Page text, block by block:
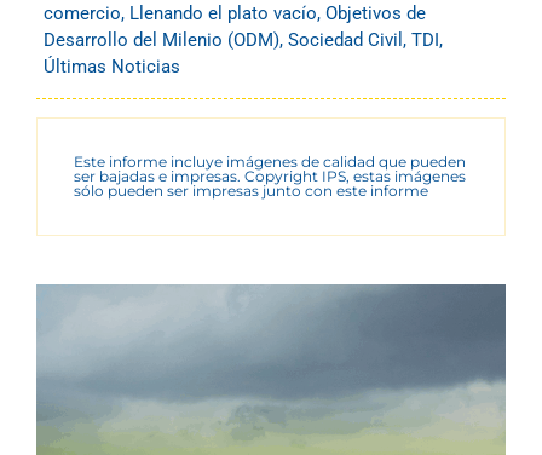
comercio, Llenando el plato vacío, Objetivos de
Desarrollo del Milenio (ODM), Sociedad Civil , TDI,
Últimas Noticias
Este informe incluye imágenes de calidad que pueden
ser bajadas e impresas. Copyright IPS, estas imágenes
sólo pueden ser impresas junto con este informe